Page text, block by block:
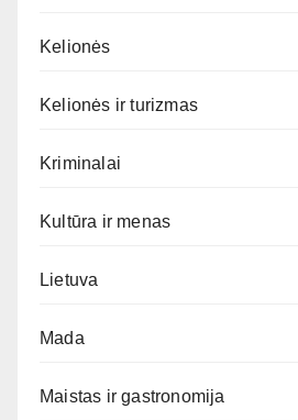
Kelionės
Kelionės ir turizmas
Kriminalai
Kultūra ir menas
Lietuva
Mada
Maistas ir gastronomija